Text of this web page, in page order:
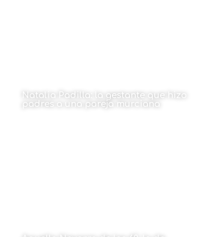
Natalia Padilla: la gestante que hizo
padres a una pareja murciana